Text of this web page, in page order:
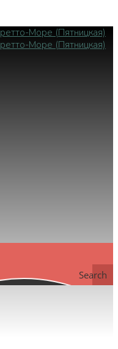
Search